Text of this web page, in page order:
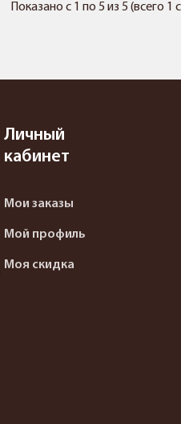
Показано с 1 по 5 из 5 (всего 1
Личный
кабинет
Мои заказы
Мой профиль
Моя скидка